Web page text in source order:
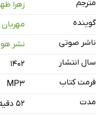
مترجم
زهرا
گوینده
ناشر صوتی
نشر
سال انتشار
۱۴۰۲
فرمت کتاب
MP3
مدت
۵۲ دقیقه